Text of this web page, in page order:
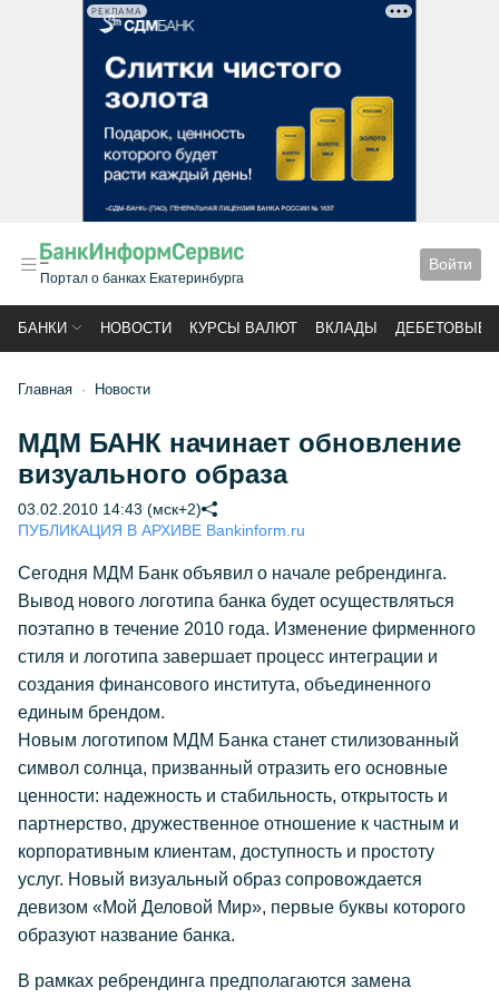
РЕКЛАМА
Портал о банках Екатеринбурга
Войти
БАНКИ НОВОСТИ КУРСЫ ВАЛЮТ ВКЛАДЫ ДЕБЕТОВЫЕ
Главная Новости
МДМ БАНК начинает обновление
визуального образа
03.02.2010 14:43 (мск+2)
ПУБЛИКАЦИЯ В АРХИВЕ Bankinform.ru
Сегодня МДМ Банк объявил о начале ребрендинга.
Вывод нового логотипа банка будет осуществляться
поэтапно в течение 2010 года. Изменение фирменного
стиля и логотипа завершает процесс интеграции и
создания финансового института, объединенного
единым брендом.
Новым логотипом МДМ Банка станет стилизованный
символ солнца, призванный отразить его основные
ценности: надежность и стабильность, открытость и
партнерство, дружественное отношение к частным и
корпоративным клиентам, доступность и простоту
услуг. Новый визуальный образ сопровождается
девизом «Мой Деловой Мир», первые буквы которого
образуют название банка.
В рамках ребрендинга предполагаются замена